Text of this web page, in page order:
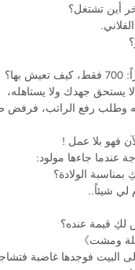
أين تشتغل؟
يستحق جهدك ولا يستاهله،
وطلب رفع الراتب، فرفض
فهو بلا عمل !
عندما جاءها مولود:
الولادة؟
لي شيئاً..
لكِ قيمة عنده؟
ومشت》
البيت فوجدها غاضبة